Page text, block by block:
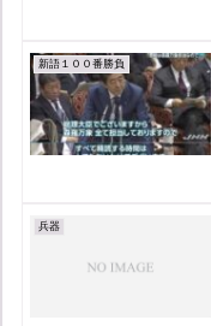
新語１００番勝負
兵器